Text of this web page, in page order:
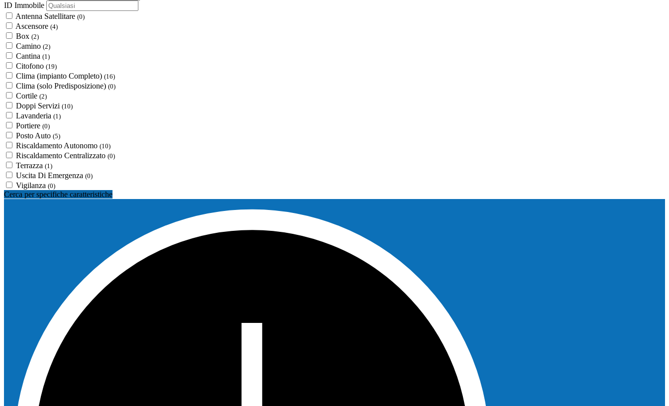
ID Immobile
Antenna Satellitare (0)
Ascensore (4)
Box (2)
Camino (2)
Cantina (1)
Citofono (19)
Clima (impianto Completo) (16)
Clima (solo Predisposizione) (0)
Cortile (2)
Doppi Servizi (10)
Lavanderia (1)
Portiere (0)
Posto Auto (5)
Riscaldamento Autonomo (10)
Riscaldamento Centralizzato (0)
Terrazza (1)
Uscita Di Emergenza (0)
Vigilanza (0)
Cerca per specifiche caratteristiche